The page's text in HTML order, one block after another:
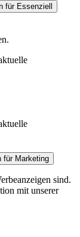
für Essenziell
für Marketing
sind.
mit unserer